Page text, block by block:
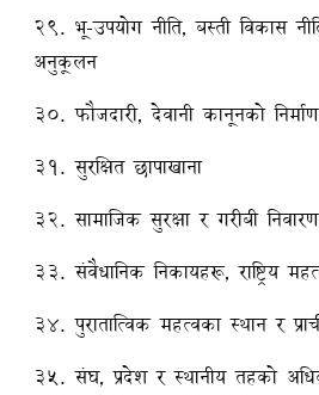
२९. भू-उपयोग नीति, बस्ती विकास
अनुकूलन
३०. फौजदारी, देवानी कानूनको निर्माण
३१. सुरक्षित छापाखाना
३२. सामाजिक सुरक्षा र गरीबी निवारण
३३. संवैधानिक निकायहरू, राष्ट्रिय
३४. पुरातात्विक महत्वका स्थान र
३५. संघ, प्रदेश र स्थानीय तहको